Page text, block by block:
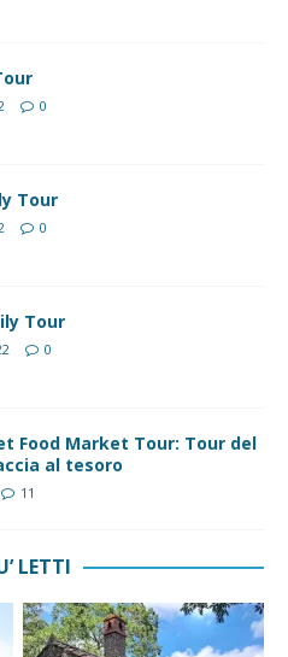
0
Tour
0
Tour
0
Food Market Tour: Tour del
al tesoro
11
LETTI